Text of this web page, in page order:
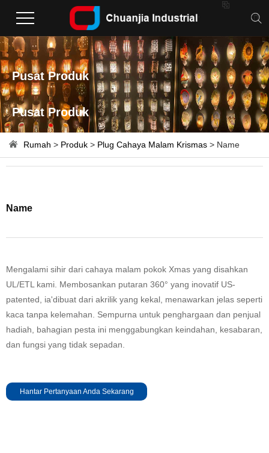

Pusat Produk
Pusat Produk
Rumah > Produk > Plug Cahaya Malam Krismas > Name
Name
Mengalami sihir dari cahaya malam pokok Xmas yang disahkan
UL/ETL kami. Membosankan putaran 360° yang inovatif US-
patented, ia'dibuat dari akrilik yang kekal, menawarkan jelas seperti
kaca tanpa kelemahan. Sempurna untuk penghargaan dan penjual
hadiah, bahagian pesta ini menggabungkan keindahan, kesabaran,
dan fungsi yang tidak sepadan.
Hantar Pertanyaan Anda Sekarang